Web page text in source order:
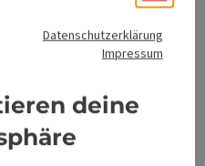
in
Datenschutzerklärung
Impressum
deine